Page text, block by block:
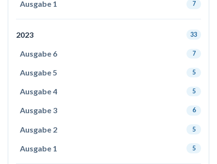
Ausgabe 1 7
2023 33
Ausgabe 6 7
Ausgabe 5 5
Ausgabe 4 5
Ausgabe 3 6
Ausgabe 2 5
Ausgabe 1 5